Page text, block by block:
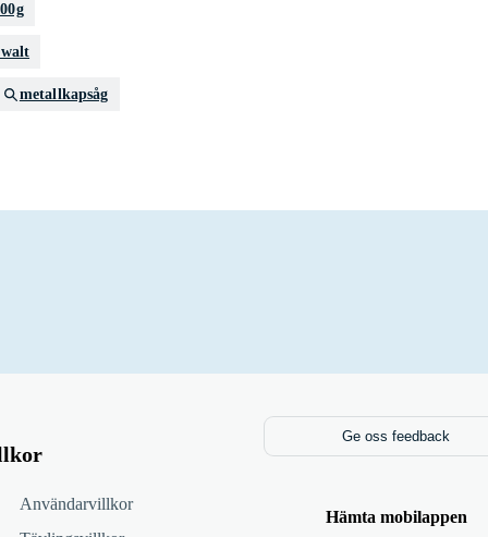
metallkapsåg
Användarvillkor
Ge oss feedback
Hämta mobilappen